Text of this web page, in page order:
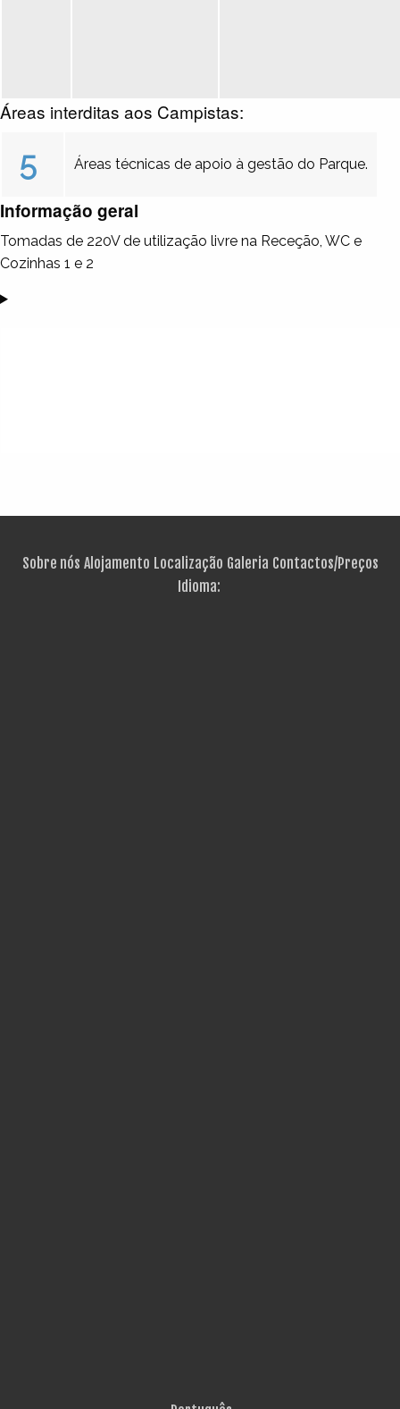
Áreas interditas aos Campistas:
5 Áreas técnicas de apoio à gestão do Parque.
Informação geral
Tomadas de 220V de utilização livre na Receção, WC e
Cozinhas 1 e 2
Sobre nós Alojamento Localização Galeria Contactos/Preços
Idioma: